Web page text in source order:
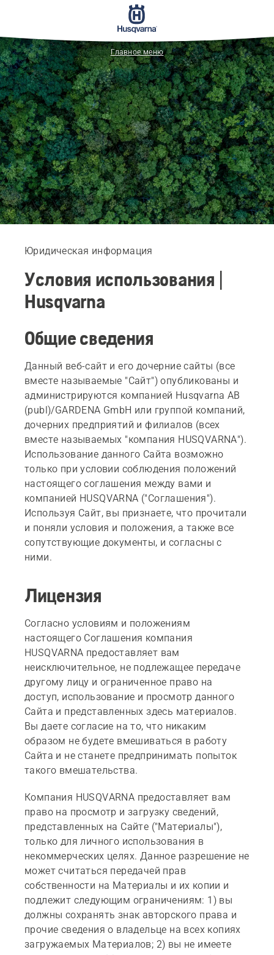
Главное меню
Юридическая информация
Условия использования |
Husqvarna
Общие сведения
Данный веб-сайт и его дочерние сайты (все
вместе называемые "Сайт") опубликованы и
администрируются компанией Husqvarna AB
(publ)/GARDENA GmbH или группой компаний,
дочерних предприятий и филиалов (всех
вместе называемых "компания HUSQVARNA").
Использование данного Сайта возможно
только при условии соблюдения положений
настоящего соглашения между вами и
компанией HUSQVARNA ("Соглашения").
Используя Сайт, вы признаете, что прочитали
и поняли условия и положения, а также все
сопутствующие документы, и согласны с
ними.
Лицензия
Согласно условиям и положениям
настоящего Соглашения компания
HUSQVARNA предоставляет вам
неисключительное, не подлежащее передаче
другому лицу и ограниченное право на
доступ, использование и просмотр данного
Сайта и представленных здесь материалов.
Вы даете согласие на то, что никаким
образом не будете вмешиваться в работу
Сайта и не станете предпринимать попыток
такого вмешательства.
Компания HUSQVARNA предоставляет вам
право на просмотр и загрузку сведений,
представленных на Сайте ("Материалы"),
только для личного использования в
некоммерческих целях. Данное разрешение не
может считаться передачей прав
собственности на Материалы и их копии и
подлежит следующим ограничениям: 1) вы
должны сохранять знак авторского права и
прочие сведения о владельце на всех копиях
загружаемых Материалов; 2) вы не имеете